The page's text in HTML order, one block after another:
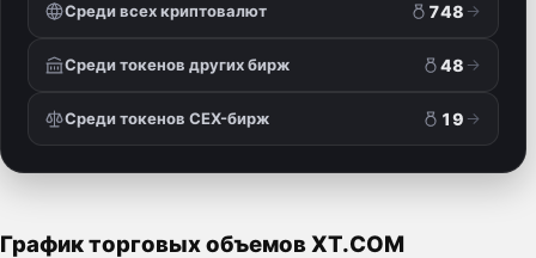
Среди всех криптовалют 748
Среди токенов других бирж 48
Среди токенов CEX-бирж 19
График торговых объемов XT.COM